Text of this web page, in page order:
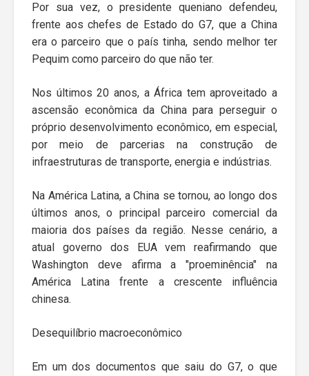
Por sua vez, o presidente queniano defendeu,
frente aos chefes de Estado do G7, que a China
era o parceiro que o país tinha, sendo melhor ter
Pequim como parceiro do que não ter.
Nos últimos 20 anos, a África tem aproveitado a
ascensão econômica da China para perseguir o
próprio desenvolvimento econômico, em especial,
por meio de parcerias na construção de
infraestruturas de transporte, energia e indústrias.
Na América Latina, a China se tornou, ao longo dos
últimos anos, o principal parceiro comercial da
maioria dos países da região. Nesse cenário, a
atual governo dos EUA vem reafirmando que
Washington deve afirma a "proeminência" na
América Latina frente a crescente influência
chinesa.
Desequilíbrio macroeconômico
Em um dos documentos que saiu do G7, o que